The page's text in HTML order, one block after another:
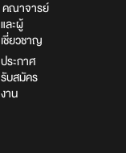
คณาจารย์
และผู้
เชี่ยวชาญ
ประกาศ
รับสมัคร
งาน